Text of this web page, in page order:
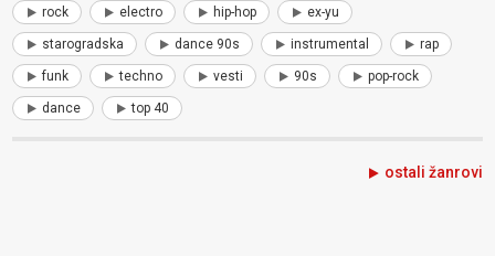
rock electro hip-hop ex-yu
starogradska dance 90s instrumental rap
funk techno vesti 90s pop-rock
dance top 40
ostali žanrovi